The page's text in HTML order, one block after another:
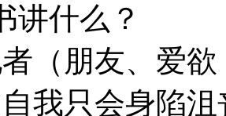
讲什么？
（朋友、爱
我只会身陷